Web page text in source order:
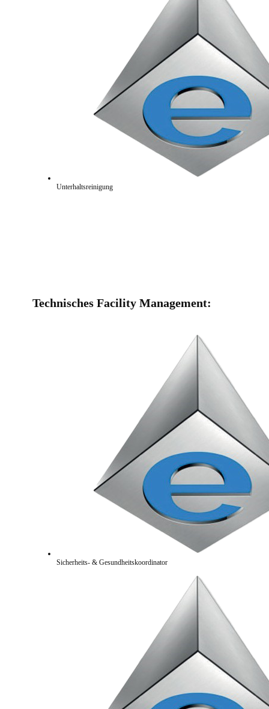
Unterhaltsreinigung
Technisches Facility Management:
Sicherheits- & Gesundheitskoordinator